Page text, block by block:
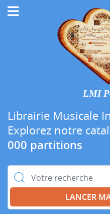
LMI
Librairie Musicale
Explorez notre
000 partitions
Rechercher :